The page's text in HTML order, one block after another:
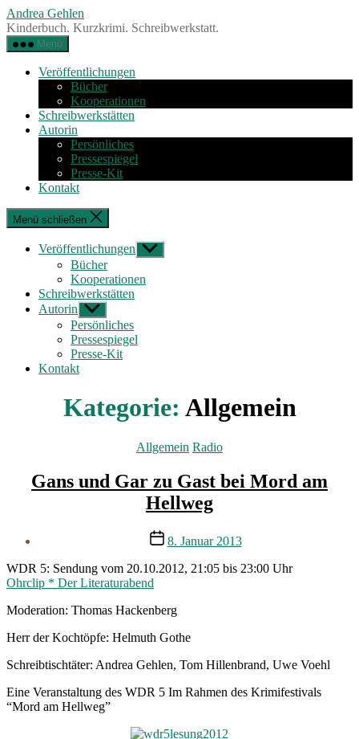
Zum
Inhalt
springen
Andrea Gehlen
Kinderbuch. Kurzkrimi. Schreibwerkstatt.
Menü
Veröffentlichungen
Bücher
Kooperationen
Schreibwerkstätten
Autorin
Persönliches
Pressespiegel
Presse-Kit
Kontakt
Menü schließen
Veröffentlichungen Untermenü
anzeigen
Bücher
Kooperationen
Schreibwerkstätten
Autorin Untermenü
anzeigen
Persönliches
Pressespiegel
Presse-Kit
Kontakt
Kategorie: Allgemein
Kategorien
Allgemein Radio
Gans und Gar zu Gast bei Mord am
Hellweg
Veröffentlichungsdatum
8. Januar 2013
WDR 5: Sendung vom 20.10.2012, 21:05 bis 23:00 Uhr
Ohrclip * Der Literaturabend
Moderation: Thomas Hackenberg
Herr der Kochtöpfe: Helmuth Gothe
Schreibtischtäter: Andrea Gehlen, Tom Hillenbrand, Uwe Voehl
Eine Veranstaltung des WDR 5 Im Rahmen des Krimifestivals
“Mord am Hellweg”